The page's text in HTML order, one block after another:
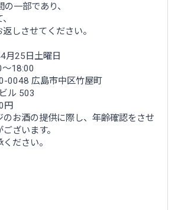
一部であり、
しさせてください。
月25日土曜日
～18:00
0048 広島市中区竹屋町
ル 503
円
のお酒の提供に際し、年齢確認をさせ
ざいます。
ださい。